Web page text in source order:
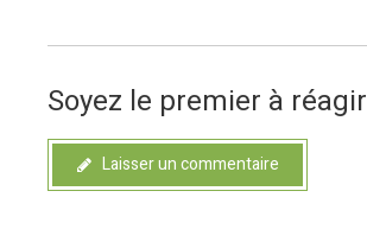
Soyez le premier à réagir
Laisser un commentaire